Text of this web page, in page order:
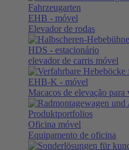
EHB - móvel
Elevador de rodas
HDS - estacionário
elevador de carris móvel
EHB-K - móvel
Macacos de elevação
Oficina móvel
Equipamento de oficina